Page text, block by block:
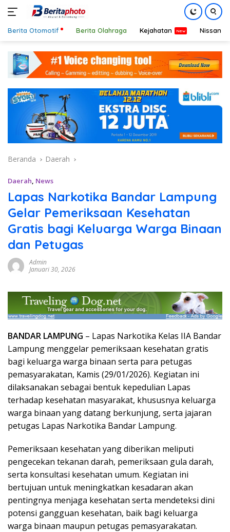
konten
Berita Otomotif Berita Olahraga Kejahatan Nissan
Beranda Daerah
Daerah, News
Lapas Narkotika Bandar Lampung
Gelar Pemeriksaan Kesehatan
Gratis bagi Keluarga Warga Binaan
dan Petugas
Admin
Januari 30, 2026
BANDAR LAMPUNG – Lapas Narkotika Kelas IIA Bandar
Lampung menggelar pemeriksaan kesehatan gratis
bagi keluarga warga binaan serta para petugas
pemasyarakatan, Kamis (29/01/2026). Kegiatan ini
dilaksanakan sebagai bentuk kepedulian Lapas
terhadap kesehatan masyarakat, khususnya keluarga
warga binaan yang datang berkunjung, serta jajaran
petugas Lapas Narkotika Bandar Lampung.
Pemeriksaan kesehatan yang diberikan meliputi
pengecekan tekanan darah, pemeriksaan gula darah,
serta konsultasi kesehatan umum. Kegiatan ini
bertujuan untuk meningkatkan kesadaran akan
pentingnya menjaga kesehatan serta mendeteksi dini
potensi gangguan kesehatan, baik bagi keluarga
warga binaan maupun petugas pemasyarakatan.